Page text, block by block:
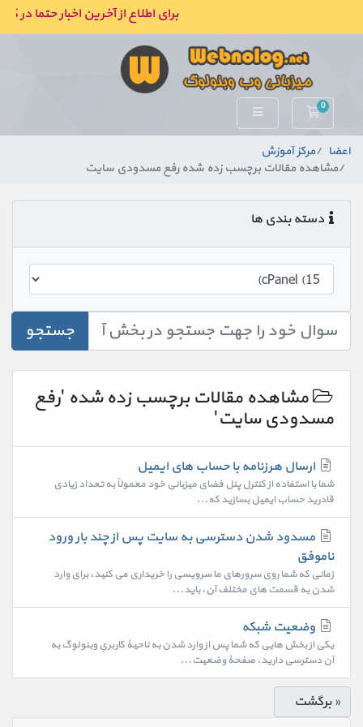
برای اطلاع از آخرین اخبار حتما در
0 کارت خرید
اعضا
مرکز آموزش
مشاهده مقالات برچسب زده شده رفع مسدودی سایت
دسته بندی ها
جستجو
مشاهده مقالات برچسب زده شده 'رفع
مسدودی سایت'
ارسال هرزنامه با حساب های ایمیل
شما با استفاده از کنترل پنل فضای میزبانی خود معمولاً به تعداد زیادی
قادرید حساب ایمیل بسازید که...
مسدود شدن دسترسی به سایت پس از چند بار ورود
ناموفق
زمانی که شما روی سرورهای ما سرویسی را خریداری می کنید، برای وارد
شدن به قسمت های مختلف آن، باید...
وضعیت شبکه
یکی از بخش هایی که شما پس از وارد شدن به ناحیۀ کاربریِ وبنولوگ به
آن دسترسی دارید، صفحۀ وضعیت...
« برگشت